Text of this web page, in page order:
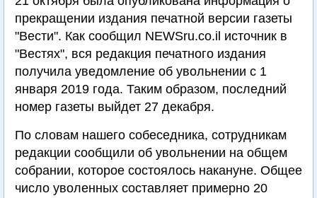
прекращении издания печатной версии газеты
"Вести". Как сообщил NEWSru.co.il источник в
"Вестях", вся редакция печатного издания
получила уведомление об увольнении с 1
января 2019 года. Таким образом, последний
номер газеты выйдет 27 декабря.
По словам нашего собеседника, сотрудникам
редакции сообщили об увольнении на общем
собрании, которое состоялось накануне. Общее
число уволенных составляет примерно 20